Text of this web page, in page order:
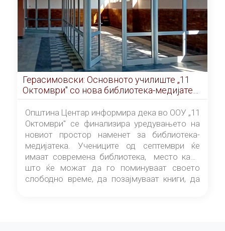
Герасимовски: Основното училиште „11
Октомври" со нова библиотека-медијатека
од септември
Општина Центар информира дека во ООУ „11
Октомври" се финализира уредувањето на
новиот простор наменет за библиотека-
медијатека. Учениците од септември ќе
имаат современа библиотека, место каде
што ќе можат да го поминуваат своето
слободно време, да позајмуваат книги, да